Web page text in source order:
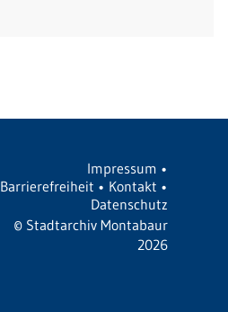
Impressum •
Barrierefreiheit • Kontakt •
Datenschutz
© Stadtarchiv Montabaur
2026